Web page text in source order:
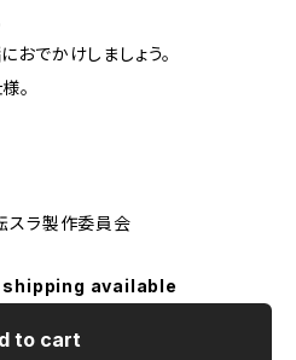
でかけしましょう。
。
スラ製作委員会
available
to cart